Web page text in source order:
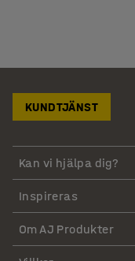
KUNDTJÄNST
Kan vi hjälpa dig?
Inspireras
Om AJ Produkter